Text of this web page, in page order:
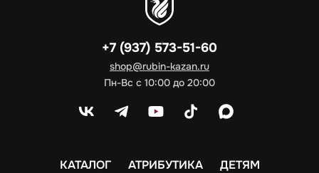
+7 (937) 573-51-60
shop@rubin-kazan.ru
Пн-Вс с 10:00 до 20:00
КАТАЛОГ АТРИБУТИКА
ДЕТЯМ